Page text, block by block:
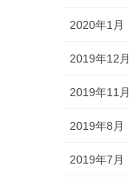
2020年1月
2019年12月
2019年11月
2019年8月
2019年7月